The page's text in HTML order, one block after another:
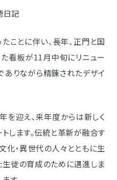
日記
ことに伴い、長年、正門と国
看板が11月中旬にリニュー
ありながら精錬されたデザイ
迎え、来年度からは新しく
します。伝統と革新が融合す
化・異世代の人々とともに生
徒の育成のために邁進しま